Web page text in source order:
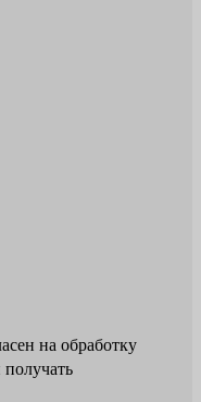
на обработку
получать